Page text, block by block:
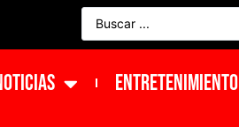
ENTRETENIMIENTO